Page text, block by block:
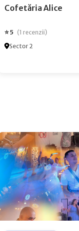
Cofetăria Alice
⭐ 5 (1 recenzii)
Sector 2